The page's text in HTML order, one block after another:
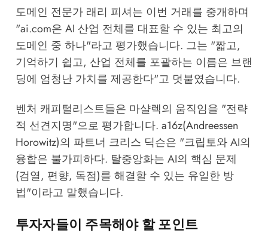
도메인 전문가 래리 피셔는 이번 거래를 중개하며
"ai.com은 AI 산업 전체를 대표할 수 있는 최고의
도메인 중 하나"라고 평가했습니다. 그는 "짧고,
기억하기 쉽고, 산업 전체를 포괄하는 이름은 브랜
딩에 엄청난 가치를 제공한다"고 덧붙였습니다.
벤처 캐피털리스트들은 마샬렉의 움직임을 "전략
적 선견지명"으로 평가합니다. a16z(Andreessen
Horowitz)의 파트너 크리스 딕슨은 "크립토와 AI의
융합은 불가피하다. 탈중앙화는 AI의 핵심 문제
(검열, 편향, 독점)를 해결할 수 있는 유일한 방
법"이라고 말했습니다.
투자자들이 주목해야 할 포인트